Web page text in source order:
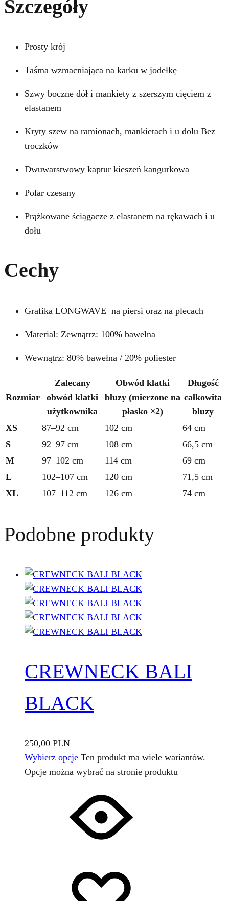
Szczegóły
Prosty krój
Taśma wzmacniająca na karku w jodełkę
Szwy boczne dół i mankiety z szerszym cięciem z
elastanem
Kryty szew na ramionach, mankietach i u dołu Bez
troczków
Dwuwarstwowy kaptur kieszeń kangurkowa
Polar czesany
Prążkowane ściągacze z elastanem na rękawach i u
dołu
Cechy
Grafika LONGWAVE na piersi oraz na plecach
Materiał: Zewnątrz: 100% bawełna
Wewnątrz: 80% bawełna / 20% poliester
Rozmiar
Zalecany
obwód klatki
użytkownika
Obwód klatki
bluzy (mierzone na
płasko ×2)
Długość
całkowita
bluzy
XS
87–92 cm 102 cm
64 cm
S
92–97 cm 108 cm
66,5 cm
M
97–102 cm 114 cm
69 cm
L
102–107 cm 120 cm
71,5 cm
XL
107–112 cm 126 cm 74 cm
Podobne produkty
CREWNECK BALI
BLACK
250,00 PLN
Wybierz opcje Ten produkt ma wiele wariantów.
Opcje można wybrać na stronie produktu